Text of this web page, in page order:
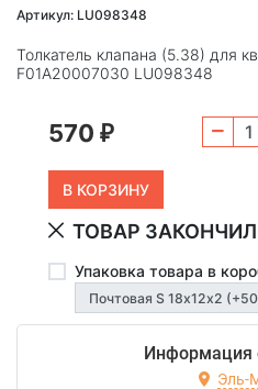
Артикул: LU098348
Толкатель клапана (5.38) для
F01A20007030 LU098348
570 ₽
ТОВАР
Упаковка товара в
Информация
Эль-